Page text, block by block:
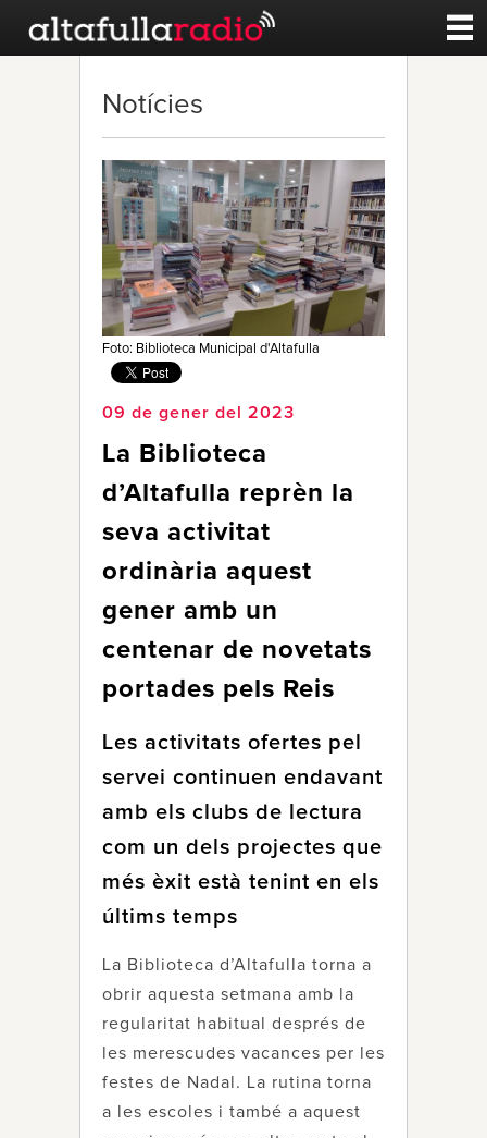
Esports
Noticies
Qui Som
Notícies
Foto: Biblioteca Municipal d'Altafulla
09 de gener del 2023
La Biblioteca
d’Altafulla reprèn la
seva activitat
ordinària aquest
gener amb un
centenar de novetats
portades pels Reis
Les activitats ofertes pel
servei continuen endavant
amb els clubs de lectura
com un dels projectes que
més èxit està tenint en els
últims temps
La Biblioteca d’Altafulla torna a
obrir aquesta setmana amb la
regularitat habitual després de
les merescudes vacances per les
festes de Nadal. La rutina torna
a les escoles i també a aquest